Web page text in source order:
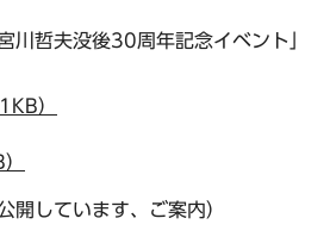
川哲夫没後30周年記念イベント」
）
開しています、ご案内）